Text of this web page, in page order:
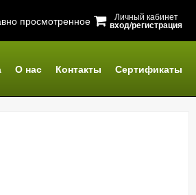
просмотренное Личный кабинет
вход/регистрация
О нас Контакты Сертификаты